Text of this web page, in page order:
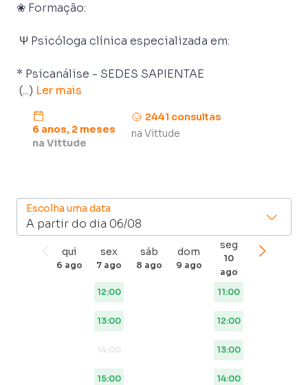
❀ Formação:
(...) Ler mais
6 anos, 2 meses
na Vittude
2441 consultas
na Vittude
Escolha uma data
Press
qui
6 ago
sex
7 ago
sáb
8 ago
dom
9 ago
seg
10
ago
12:00
13:00
14:00
15:00
11:00
12:00
13:00
14:00